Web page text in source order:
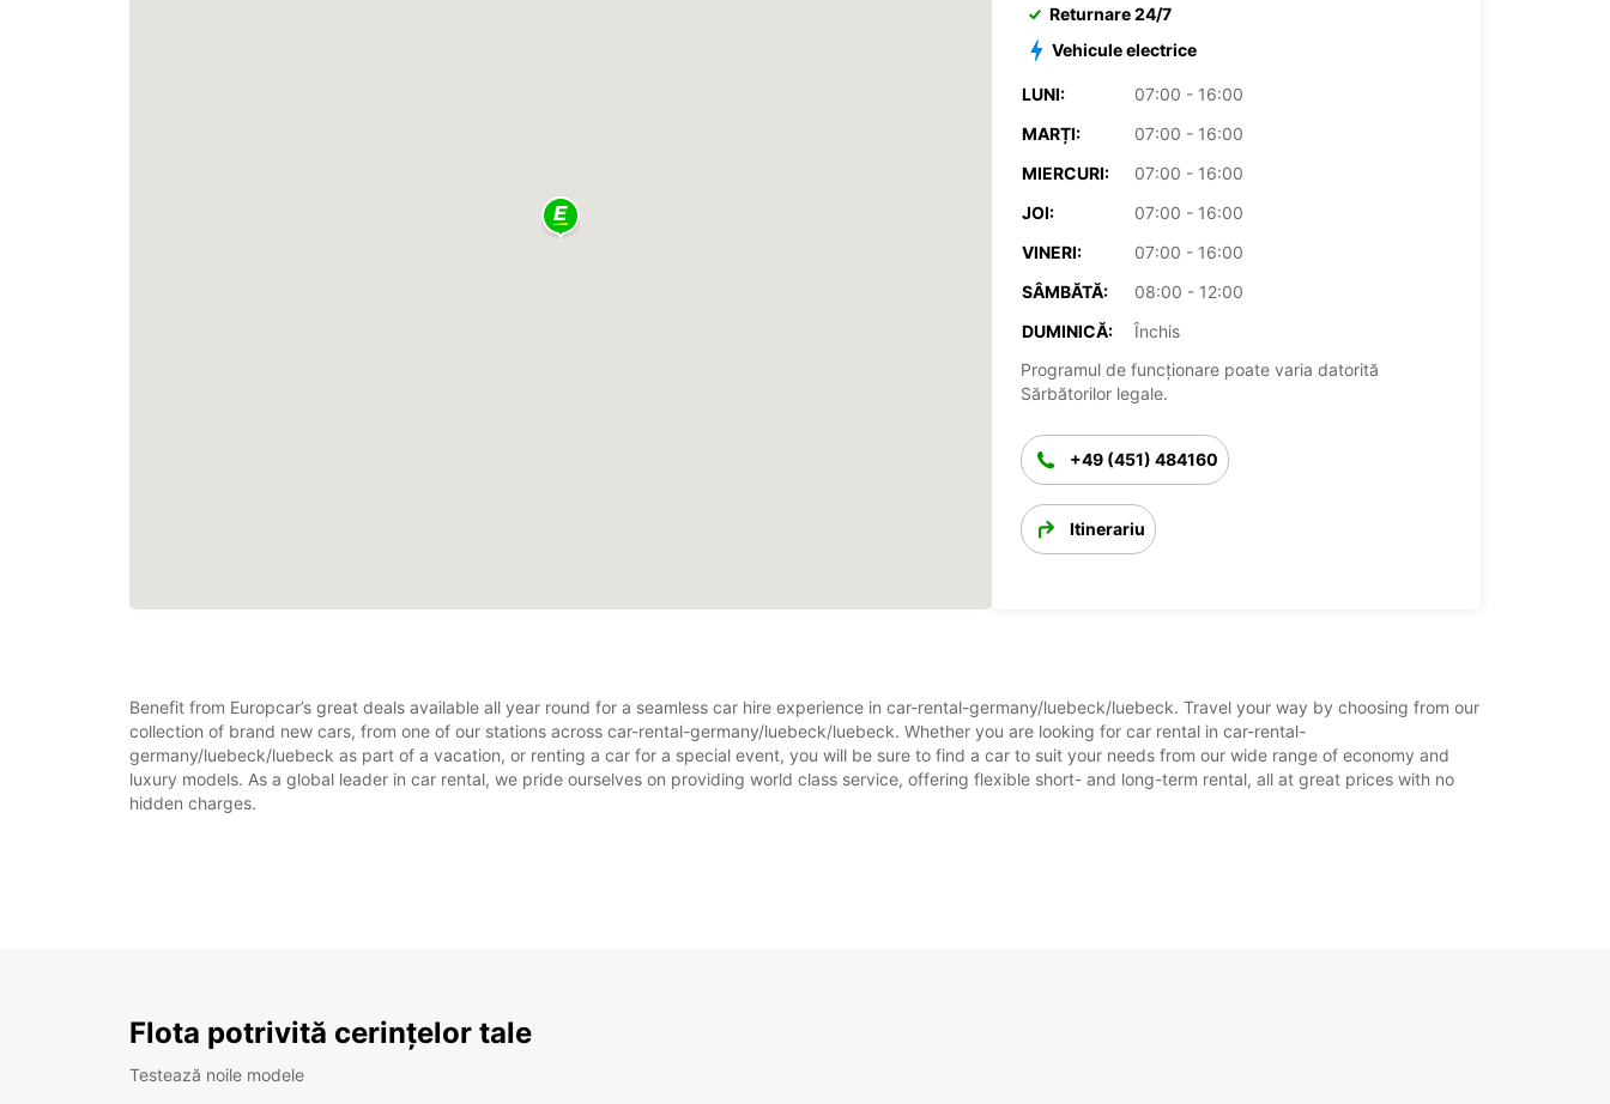
Returnare 24/7
Vehicule electrice
LUNI:
07:00 - 16:00
MARȚI:
07:00 - 16:00
MIERCURI:
07:00 - 16:00
JOI:
07:00 - 16:00
VINERI:
07:00 - 16:00
SÂMBĂTĂ:
08:00 - 12:00
DUMINICĂ:
Închis
Programul de funcționare poate varia datorită
Sărbătorilor legale.
+49 (451) 484160
Itinerariu
Benefit from Europcar’s great deals available all year round for a seamless car hire experience in car-rental-germany/luebeck/luebeck. Travel your way by choosing from our
collection of brand new cars, from one of our stations across car-rental-germany/luebeck/luebeck. Whether you are looking for car rental in car-rental-
germany/luebeck/luebeck as part of a vacation, or renting a car for a special event, you will be sure to find a car to suit your needs from our wide range of economy and
luxury models. As a global leader in car rental, we pride ourselves on providing world class service, offering flexible short- and long-term rental, all at great prices with no
hidden charges.
Flota potrivită cerințelor tale
Testează noile modele